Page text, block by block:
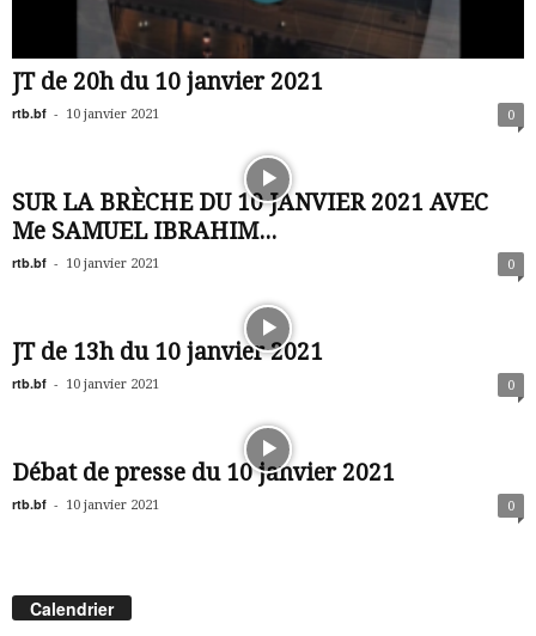
JT de 20h du 10 janvier 2021
rtb.bf - 10 janvier 2021 0
SUR LA BRÈCHE DU 10 JANVIER 2021 AVEC
Me SAMUEL IBRAHIM...
rtb.bf - 10 janvier 2021 0
JT de 13h du 10 janvier 2021
rtb.bf - 10 janvier 2021 0
Débat de presse du 10 janvier 2021
rtb.bf - 10 janvier 2021 0
Calendrier